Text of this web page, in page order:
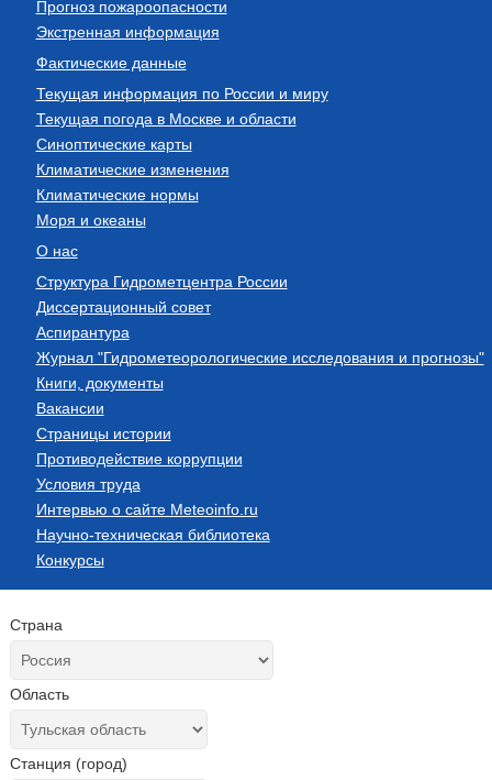
Прогноз пожароопасности
Экстренная информация
Фактические данные
Текущая информация по России и миру
Текущая погода в Москве и области
Синоптические карты
Климатические изменения
Климатические нормы
Моря и океаны
О нас
Структура Гидрометцентра России
Диссертационный совет
Аспирантура
Журнал "Гидрометеорологические исследования и прогнозы"
Книги, документы
Вакансии
Страницы истории
Противодействие коррупции
Условия труда
Интервью о сайте Meteoinfo.ru
Научно-техническая библиотека
Конкурсы
Страна
Область
Станция (город)